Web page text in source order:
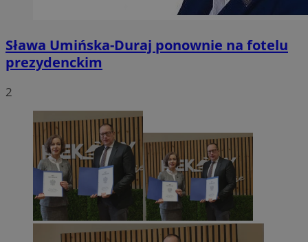
Sława Umińska-Duraj ponownie na fotelu
prezydenckim
2